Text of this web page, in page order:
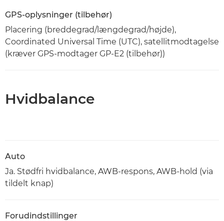
GPS-oplysninger (tilbehør)
Placering (breddegrad/længdegrad/højde),
Coordinated Universal Time (UTC), satellitmodtagelse
(kræver GPS-modtager GP-E2 (tilbehør))
Hvidbalance
Auto
Ja. Stødfri hvidbalance, AWB-respons, AWB-hold (via
tildelt knap)
Forudindstillinger